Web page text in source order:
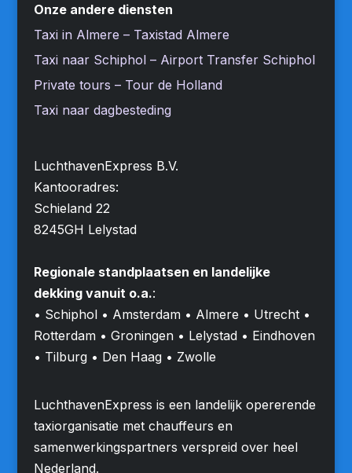
Onze andere diensten
Taxi in Almere – Taxistad Almere
Taxi naar Schiphol – Airport Transfer Schiphol
Private tours – Tour de Holland
Taxi naar dagbesteding
LuchthavenExpress B.V.
Kantooradres:
Schieland 22
8245GH Lelystad
Regionale standplaatsen en landelijke
dekking vanuit o.a.:
• Schiphol • Amsterdam • Almere • Utrecht •
Rotterdam • Groningen • Lelystad • Eindhoven
• Tilburg • Den Haag • Zwolle
LuchthavenExpress is een landelijk opererende
taxiorganisatie met chauffeurs en
samenwerkingspartners verspreid over heel
Nederland.